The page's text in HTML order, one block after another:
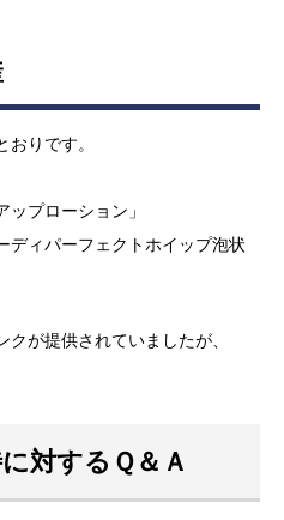
りです。
プローション」
ディパーフェクトホイップ泡状
が提供されていましたが、
対するＱ＆Ａ